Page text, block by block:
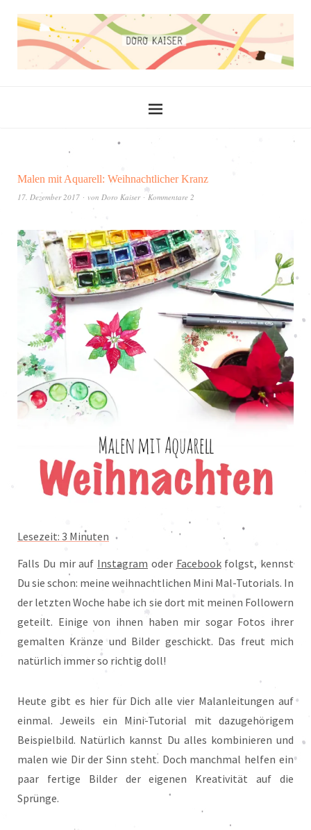
Malen mit Aquarell: Weihnachtlicher Kranz
17. Dezember 2017 von Doro Kaiser Kommentare 2
Lesezeit: 3 Minuten
Falls Du mir auf Instagram oder Facebookfolgst, kennst
Du sie schon: meine weihnachtlichen Mini Mal-Tutorials. In
der letzten Woche habe ich sie dort mit meinen Followern
geteilt. Einige von ihnen haben mir sogar Fotos ihrer
gemalten Kränze und Bilder geschickt. Das freut mich
natürlich immer so richtig doll!
Heute gibt es hier für Dich alle vier Malanleitungen auf
einmal. Jeweils ein Mini-Tutorial mit dazugehörigem
Beispielbild. Natürlich kannst Du alles kombinieren und
malen wie Dir der Sinn steht. Doch manchmal helfen ein
paar fertige Bilder der eigenen Kreativität auf die
Sprünge.